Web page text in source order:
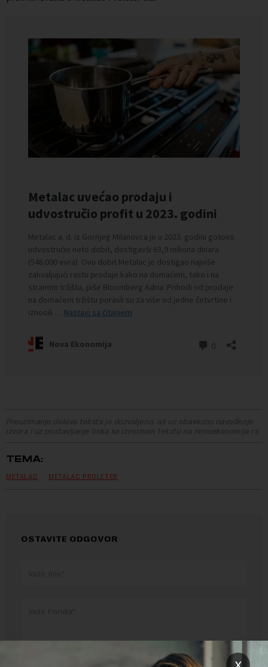
Preuzimanje delova teksta je dozvoljeno, ali uz obavezno navođenje
izvora i uz postavljanje linka ka izvornom tekstu na novaekonomija.rs
TEMA:
METALAC METALAC PROLETER
OSTAVITE ODGOVOR